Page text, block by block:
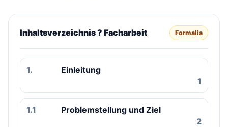
Inhaltsverzeichnis ? Facharbeit Formalia
1.
Einleitung
1
1.1
Problemstellung und Ziel
2